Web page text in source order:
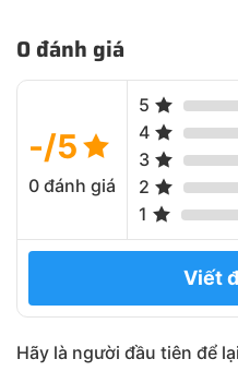
0 đánh giá
-/5
0 đánh giá
5
4
3
2
1
Viết
Hãy là người đầu tiên để